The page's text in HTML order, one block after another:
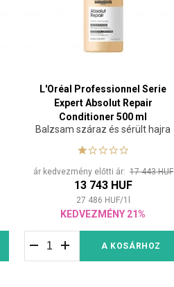
L'Oréal Professionnel Serie
Expert Absolut Repair
Conditioner 500 ml
Balzsam száraz és sérült hajra
ár kedvezmény előtti ár: 17 443 HUF
13 743 HUF
27 486 HUF/1
KEDVEZMÉNY 21%
A KOSÁRHOZ